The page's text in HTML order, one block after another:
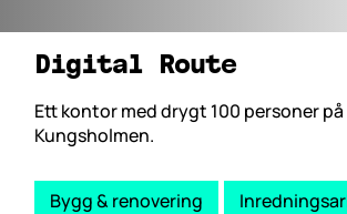
Digital Route
Ett kontor med drygt 100 personer på
Kungsholmen.
Bygg & renovering